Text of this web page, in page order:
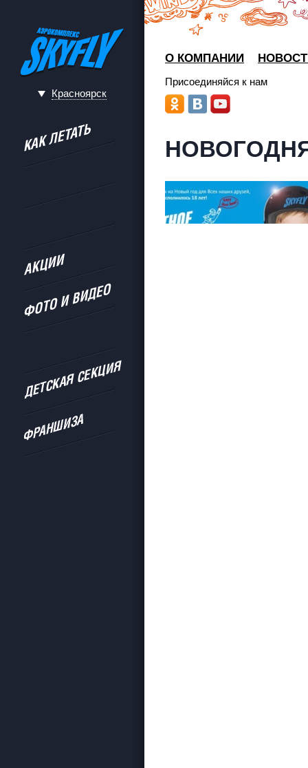
Красноярск
О КОМПАНИИ
Присоединяйся к нам